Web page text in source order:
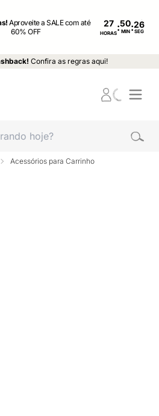
Aproveite a SALE com até
60% OFF
27
HORAS: MIN : SEG
Confira as regras aqui!
Acessórios para Carrinho